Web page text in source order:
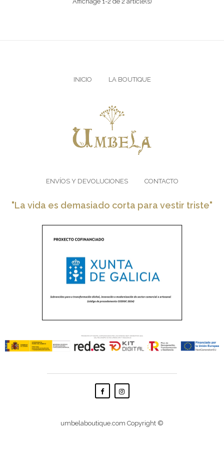
INICIO LA BOUTIQUE
ENVÍOS Y DEVOLUCIONES CONTACTO
"La vida es demasiado corta para vestir triste"
Facebook
umbelaboutique.com Copyright ©